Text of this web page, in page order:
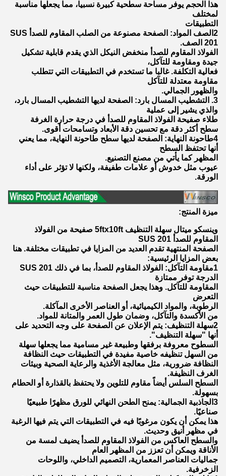
هذا الحجم يوفر مساحة سطحية كبيرة نسبيا، مما يجعلها مناسبة
لمختلف
التطبيقات
2الصف المواد: الصفحة مصنوعة من الصلب المقاوم للصدأ SUS
201 الصف.
الفولاذ المقاوم للصدأ منخفض النيكل الذي يقدم قابلية تشكيل
جيدة ومقاومة للتآكل،
فعالية التكلفة. غالبا ما تستخدم في التطبيقات التي تتطلب
مقاومة معتدلة للتآكل
والظهور الجمالي.
3. التشطيب المسال بارد: الصفحة لديها التشطيب المسال بارد،
والذي يشير إلى عملية
طلاء صفيحة الفولاذ المقاوم للصدأ في درجة حرارة الغرفة
سطح أكثر دقة مع تحسين دقة الأبعاد وتسامحات أقوى.
4طاحونة النهاية: الصفحة لديها سطح طاحونة النهاية، مما يعني
أنها تحتفظ السطح
المظهر كما يأتي من مصنع التصنيع.
عيوب مثل خدوش أو علامات طفيفة، ولكنها لا تؤثر على أداء
الورقة.
ميزة المنتج:
وينسكو ميتال سهلة التنظيف 5ftx10ft صفيحة من الفولاذ
المقاوم للصدأ SUS 201
الصفحة المنتهية تقدم العديد من المزايا في تطبيقات مختلفة. هنا
بعض المزايا الرئيسية:
1مقاومة التآكل: الفولاذ المقاوم للصدأ، بما في ذلك SUS 201
الدرجة توفر ممتازة
المقاومة للتآكل. وهذا يجعل الصفحة مناسبة للتطبيقات حيث
التعرض
الرطوبة، والمواد الكيميائية، أو العناصر الأخرى المآكلة.
من الأكسدة والتآكل، وضمان طول العمر والمتانة للمواد.
2سهلة التنظيف: يتم الإعلان عن الصفحة على وجه التحديد على
أنها "سهلة التنظيف".
السطوح معروفة برفقها وطبيعة غير مسامية مما يجعلها سهلة
من السهل تنظيفه خاصية مفيدة في التطبيقات حيث النظافة
النظافة ضرورية، مثل معالجة الأغذية والرعاية الصحية وبيئات
الغرف النظيفة.
السطح السلس أيضاً مقاوم للتلوين ولا يحتفظ بالقذارة أو الحطام
بسهولة.
3الجاذبية الجمالية: يمنح الطحن النهائي للورق مظهرًا طبيعيًا
صناعيًا.
هذا يمكن أن يكون مرغوبًا فيه في التطبيقات التي يتم فيها الرغبة
في مظهر أنيق وحديث.
والسطح العاكس من الفولاذ المقاوم للصدأ يضيف لمسة من
الأناقة ويمكن أن تعزز من المظهر العام
جماليات العناصر المعمارية، التصميم الداخلي، واللوحات
الزخرفية.